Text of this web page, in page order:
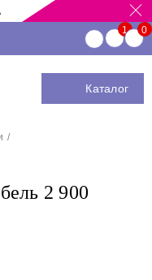
Каталог
2 900